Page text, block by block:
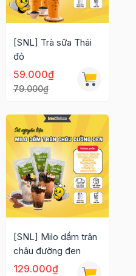
[SNL] Trà sữa Thái
đỏ
59.000₫
79.000₫
[SNL] Milo dầm trân
châu đường đen
129.000₫